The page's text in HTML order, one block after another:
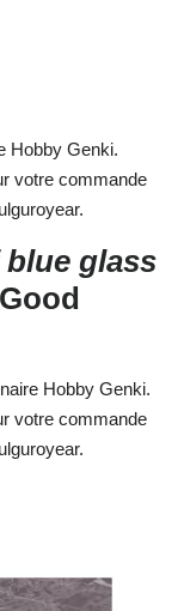
Hobby Genki.
votre commande
blue glass
Hobby Genki.
votre commande